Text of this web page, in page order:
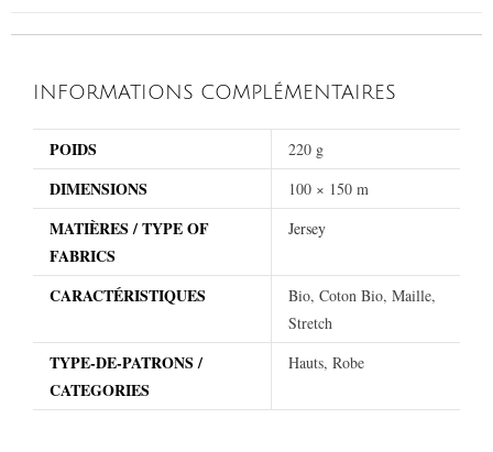
INFORMATIONS COMPLÉMENTAIRES
POIDS 220 g
DIMENSIONS 100 × 150 m
MATIÈRES / TYPE OF
FABRICS
Jersey
CARACTÉRISTIQUES
Bio, Coton Bio, Maille,
Stretch
TYPE-DE-PATRONS /
CATEGORIES
Hauts, Robe